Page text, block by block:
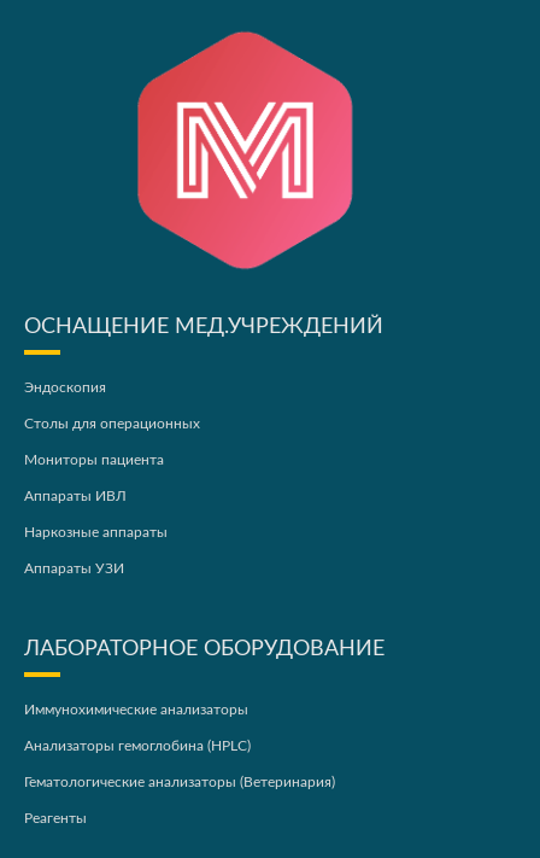
ОСНАЩЕНИЕ МЕД.УЧРЕЖДЕНИЙ
Эндоскопия
Столы для операционных
Мониторы пациента
Аппараты ИВЛ
Наркозные аппараты
Аппараты УЗИ
ЛАБОРАТОРНОЕ ОБОРУДОВАНИЕ
Иммунохимические анализаторы
Анализаторы гемоглобина (HPLC)
Гематологические анализаторы (Ветеринария)
Реагенты